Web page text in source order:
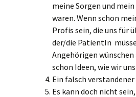
meine Sorgen und
waren. Wenn schon
Profis sein, die uns für
der/die PatientIn
Angehörigen
schon Ideen, wie wir
Ein falsch
Es kann doch nicht